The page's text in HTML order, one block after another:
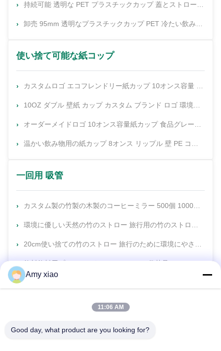
持続可能 透明な PET プラスチックカップ 蓋とストロー 飲料の消費で環境に優しい
卸売 95mm 透明なプラスチックカップ PET 冷たい飲み物カップ 氷用コーヒー 汁 ボバ ミルク ティー バブルカップ ビール
使い捨て可能な紙コップ
カスタムロゴ エコフレンドリー紙カップ 10オンス容量 100% リサイクル素材 単壁
10OZ ダブル 壁紙 カップ カスタム ブランド ロゴ 環境に優しい
オーダーメイドロゴ 10オンス容量紙カップ 食品グレード紙 エコフレンドリー
温かい飲み物用の紙カップ 8オンス リップル 壁 PE コーティング紙カップ 持ち帰り用
一回用 吸管
カスタム製の竹製の木製のコーヒーミラー 500個 1000個セット
環境に優しい天然の竹のストロー 旅行用の竹のストロー 卸売品 高品質の竹のストロー
20cm使い捨ての竹のストロー 旅行のために環境にやさしく自然です
飲料飲料用プラスチックストローのエコ代替品
Amy xiao
11:06 AM
Good day, what product are you looking for?